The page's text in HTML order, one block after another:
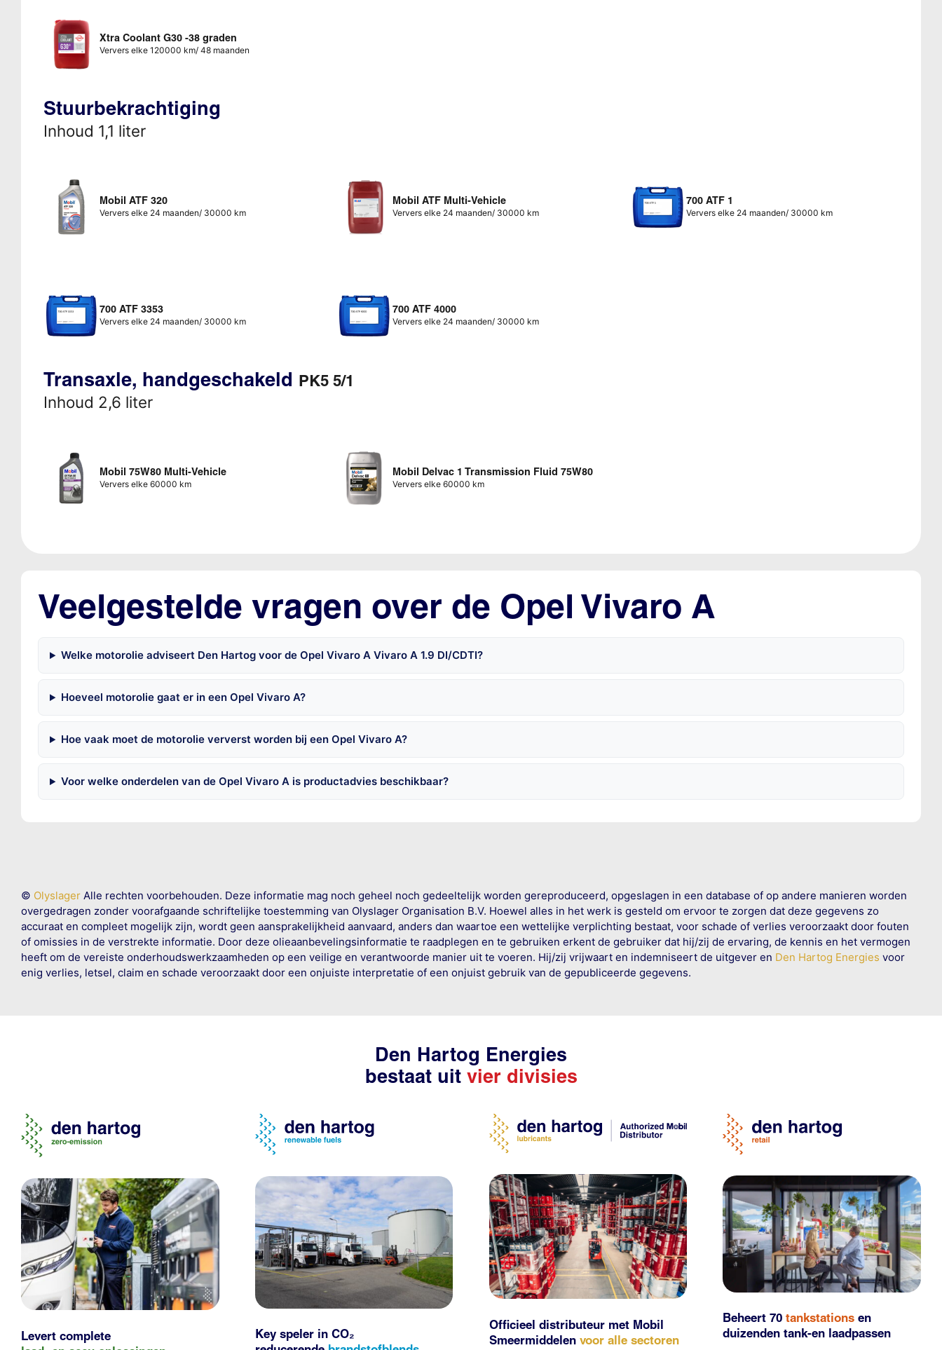
Xtra Coolant G30 -38 graden
Ververs elke 120000 km/ 48 maanden
Stuurbekrachtiging
Inhoud 1,1 liter
Mobil ATF 320
Ververs elke 24 maanden/ 30000 km
Mobil ATF Multi-Vehicle
Ververs elke 24 maanden/ 30000 km
700 ATF 1
Ververs elke 24 maanden/ 30000 km
700 ATF 3353
Ververs elke 24 maanden/ 30000 km
700 ATF 4000
Ververs elke 24 maanden/ 30000 km
Transaxle, handgeschakeld PK5 5/1
Inhoud 2,6 liter
Mobil 75W80 Multi-Vehicle
Ververs elke 60000 km
Mobil Delvac 1 Transmission Fluid 75W80
Ververs elke 60000 km
Veelgestelde vragen over de Opel Vivaro A
Welke motorolie adviseert Den Hartog voor de Opel Vivaro A Vivaro A 1.9 DI/CDTI?
Hoeveel motorolie gaat er in een Opel Vivaro A?
Hoe vaak moet de motorolie ververst worden bij een Opel Vivaro A?
Voor welke onderdelen van de Opel Vivaro A is productadvies beschikbaar?
© OlyslagerAlle rechten voorbehouden. Deze informatie mag noch geheel noch gedeeltelijk worden gereproduceerd, opgeslagen in een database of op andere manieren worden
overgedragen zonder voorafgaande schriftelijke toestemming van Olyslager Organisation B.V. Hoewel alles in het werk is gesteld om ervoor te zorgen dat deze gegevens zo
accuraat en compleet mogelijk zijn, wordt geen aansprakelijkheid aanvaard, anders dan waartoe een wettelijke verplichting bestaat, voor schade of verlies veroorzaakt door fouten
of omissies in de verstrekte informatie. Door deze olieaanbevelingsinformatie te raadplegen en te gebruiken erkent de gebruiker dat hij/zij de ervaring, de kennis en het vermogen
heeft om de vereiste onderhoudswerkzaamheden op een veilige en verantwoorde manier uit te voeren. Hij/zij vrijwaart en indemniseert de uitgever en Den Hartog Energies voor
enig verlies, letsel, claim en schade veroorzaakt door een onjuiste interpretatie of een onjuist gebruik van de gepubliceerde gegevens.
Den Hartog Energies
bestaat uit vier divisies
Levert complete
Key speler in CO₂
Officieel distributeur met Mobil
Smeermiddelen voor alle sectoren
Beheert 70tankstationsen
duizendentank-en laadpassen